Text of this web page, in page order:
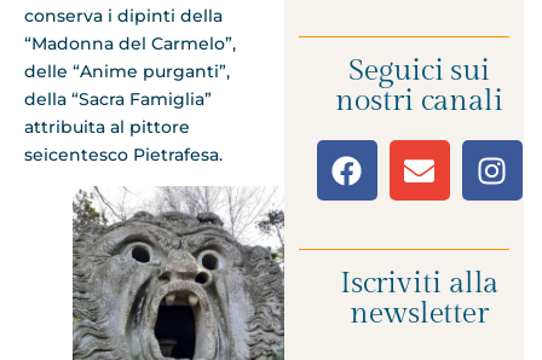
conserva i dipinti della
“Madonna del Carmelo”,
delle “Anime purganti”,
della “Sacra Famiglia”
attribuita al pittore
seicentesco Pietrafesa.
Seguici sui
nostri canali
Iscriviti alla
newsletter